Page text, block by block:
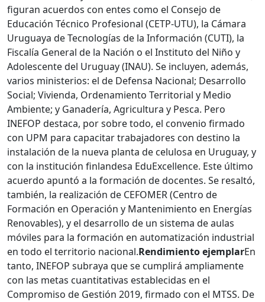
figuran acuerdos con entes como el Consejo de
Educación Técnico Profesional (CETP-UTU), la Cámara
Uruguaya de Tecnologías de la Información (CUTI), la
Fiscalía General de la Nación o el Instituto del Niño y
Adolescente del Uruguay (INAU). Se incluyen, además,
varios ministerios: el de Defensa Nacional; Desarrollo
Social; Vivienda, Ordenamiento Territorial y Medio
Ambiente; y Ganadería, Agricultura y Pesca. Pero
INEFOP destaca, por sobre todo, el convenio firmado
con UPM para capacitar trabajadores con destino la
instalación de la nueva planta de celulosa en Uruguay, y
con la institución finlandesa EduExcellence. Este último
acuerdo apuntó a la formación de docentes. Se resaltó,
también, la realización de CEFOMER (Centro de
Formación en Operación y Mantenimiento en Energías
Renovables), y el desarrollo de un sistema de aulas
móviles para la formación en automatización industrial
en todo el territorio nacional.Rendimiento ejemplarEn
tanto, INEFOP subraya que se cumplirá ampliamente
con las metas cuantitativas establecidas en el
Compromiso de Gestión 2019, firmado con el MTSS. De